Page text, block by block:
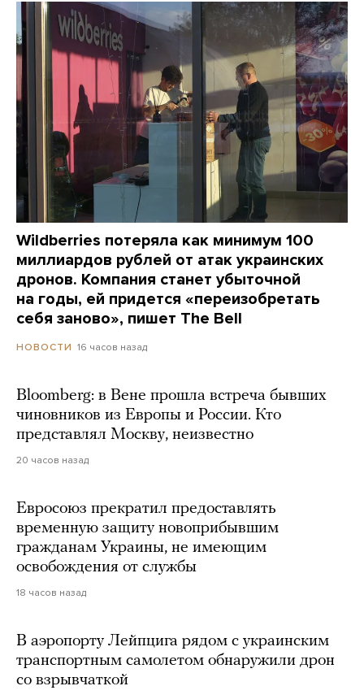
Wildberries потеряла как минимум 100
миллиардов рублей от атак украинских
дронов. Компания станет убыточной
на годы, ей придется «переизобретать
себя заново», пишет The Bell
НОВОСТИ 16 часов назад
Bloomberg: в Вене прошла встреча бывших
чиновников из Европы и России. Кто
представлял Москву, неизвестно
20 часов назад
Евросоюз прекратил предоставлять
временную защиту новоприбывшим
гражданам Украины, не имеющим
освобождения от службы
18 часов назад
В аэропорту Лейпцига рядом с украинским
транспортным самолетом обнаружили дрон
со взрывчаткой